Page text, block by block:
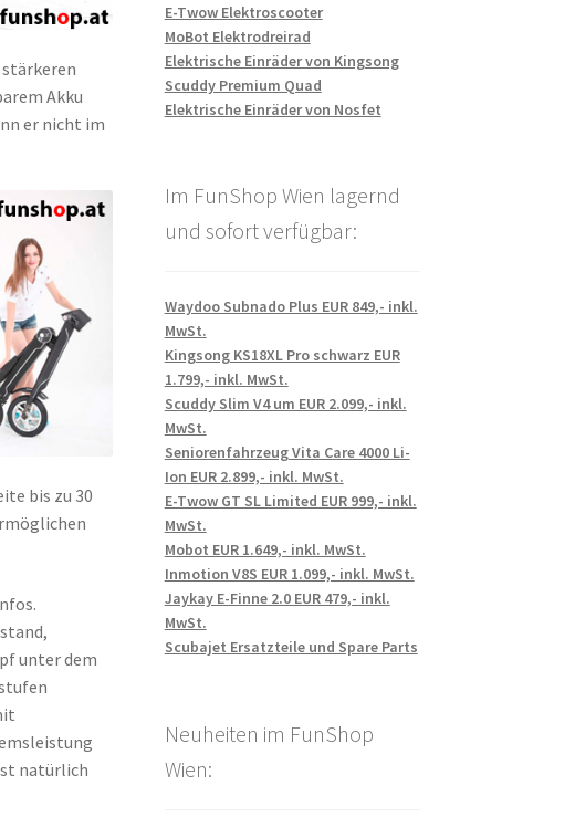
stärkeren
Akku
er nicht im
bis zu 30
unter dem
natürlich
E-Twow Elektroscooter
MoBot Elektrodreirad
Elektrische Einräder von Kingsong
Scuddy Premium Quad
Elektrische Einräder von Nosfet
Im FunShop Wien lagernd
und sofort verfügbar:
Waydoo Subnado Plus EUR 849,- inkl.
MwSt.
Kingsong KS18XL Pro schwarz EUR
1.799,- inkl. MwSt.
Scuddy Slim V4 um EUR 2.099,- inkl.
MwSt.
Seniorenfahrzeug Vita Care 4000 Li-
Ion EUR 2.899,- inkl. MwSt.
E-Twow GT SL Limited EUR 999,- inkl.
MwSt.
Mobot EUR 1.649,- inkl. MwSt.
Inmotion V8S EUR 1.099,- inkl. MwSt.
Jaykay E-Finne 2.0 EUR 479,- inkl.
MwSt.
Scubajet Ersatzteile und Spare Parts
Neuheiten im FunShop
Wien: